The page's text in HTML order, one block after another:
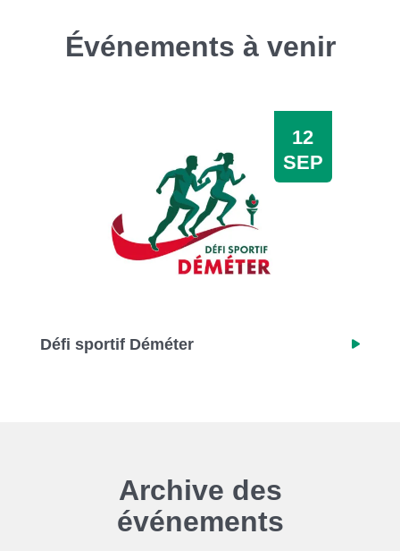
Événements à venir
12
SEP
Défi sportif Déméter
Archive des
événements